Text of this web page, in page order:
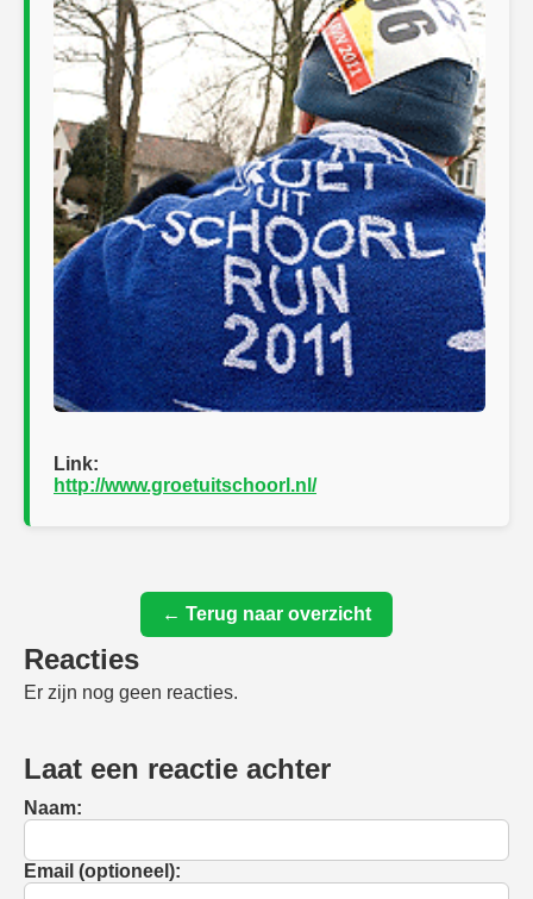
Link:
http://www.groetuitschoorl.nl/
← Terug naar overzicht
Reacties
Er zijn nog geen reacties.
Laat een reactie achter
Naam:
Email (optioneel):